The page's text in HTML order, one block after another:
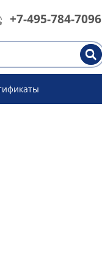
+7-495-784-7096